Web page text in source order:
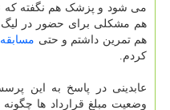
می شود و پزشک هم نگفته که
هم مشکلی برای حضور در
هم تمرین داشتم و حتی مسابقه
کردم.
عابدینی در پاسخ به این
وضعیت مبلغ قرارداد ها